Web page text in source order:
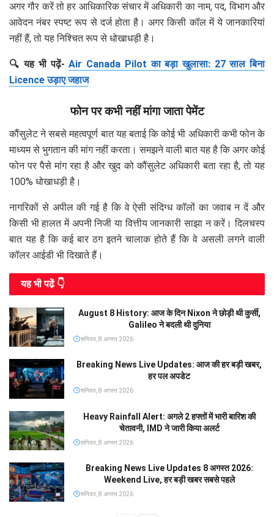
अगर गौर करें तो हर आधिकारिक संचार में अधिकारी का नाम, पद, विभाग और
आवेदन नंबर स्पष्ट रूप से दर्ज होता है। अगर किसी कॉल में ये जानकारियां
नहीं हैं, तो यह निश्चित रूप से धोखाधड़ी है।
🔍 यह भी पढ़ें-Air Canada Pilot का बड़ा खुलासा: 27 साल बिना
Licence उड़ाए जहाज
फोन पर कभी नहीं मांगा जाता पेमेंट
कौंसुलेट ने सबसे महत्वपूर्ण बात यह बताई कि कोई भी अधिकारी कभी फोन के
माध्यम से भुगतान की मांग नहीं करता। समझने वाली बात यह है कि अगर कोई
फोन पर पैसे मांग रहा है और खुद को कौंसुलेट अधिकारी बता रहा है, तो यह
100% धोखाधड़ी है।
नागरिकों से अपील की गई है कि वे ऐसी संदिग्ध कॉलों का जवाब न दें और
किसी भी हालत में अपनी निजी या वित्तीय जानकारी साझा न करें। दिलचस्प
बात यह है कि कई बार ठग इतने चालाक होते हैं कि वे असली लगने वाली
कॉलर आईडी भी दिखाते हैं।
यह भी पढे़ं 👇
August 8 History: आज के दिन Nixon ने छोड़ी थी कुर्सी,
Galileo ने बदली थी दुनिया
शनिवार, 8 अगस्त 2026
Breaking News Live Updates: आज की हर बड़ी खबर,
हर पल अपडेट
शनिवार, 8 अगस्त 2026
Heavy Rainfall Alert: अगले 2 हफ्तों में भारी बारिश की
चेतावनी, IMD ने जारी किया अलर्ट
शनिवार, 8 अगस्त 2026
Breaking News Live Updates 8 अगस्त 2026:
Weekend Live, हर बड़ी खबर सबसे पहले
शनिवार, 8 अगस्त 2026